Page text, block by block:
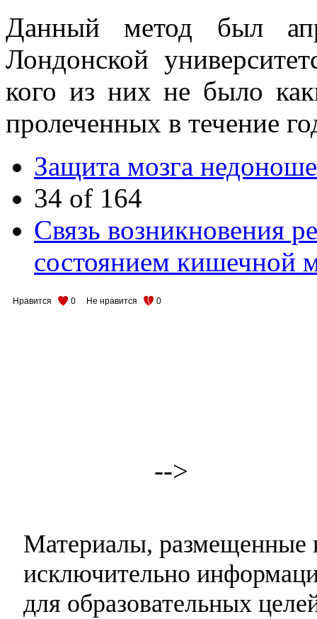
Данный метод был
Лондонской
кого из них не было
пролеченных в течение
Защита мозга
34 of 164
Связь возникновения
состоянием кишечной
Нравится 0 Не нравится 0
-->
Материалы, размещенные
исключительно
для образовательных